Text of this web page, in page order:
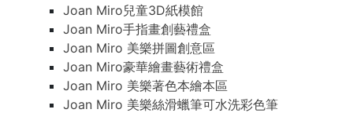
Joan Miro兒童3D紙模館
Joan Miro手指畫創藝禮盒
Joan Miro 美樂拼圖創意區
Joan Miro豪華繪畫藝術禮盒
Joan Miro 美樂著色本繪本區
Joan Miro 美樂絲滑蠟筆可水洗彩色筆